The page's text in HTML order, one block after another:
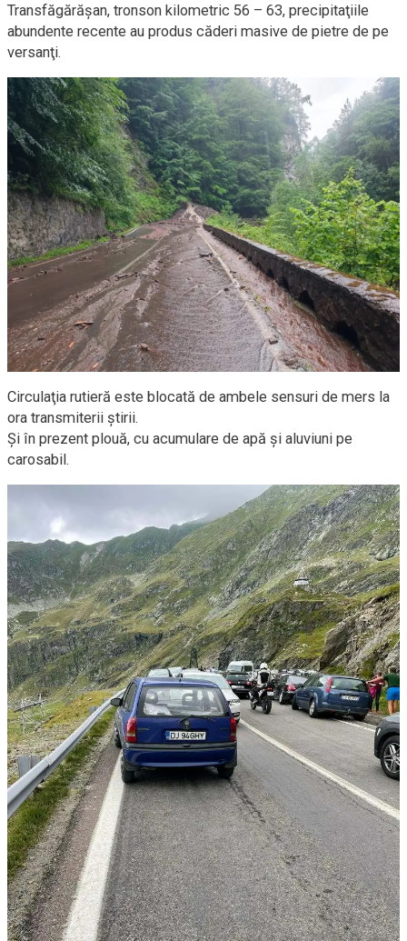
Transfăgărăşan, tronson kilometric 56 – 63, precipitaţiile
abundente recente au produs căderi masive de pietre de pe
versanţi.
Circulaţia rutieră este blocată de ambele sensuri de mers la
ora transmiterii ştirii.
Şi în prezent plouă, cu acumulare de apă şi aluviuni pe
carosabil.